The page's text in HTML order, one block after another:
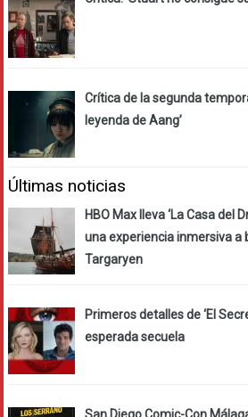
Crítica de la segunda
leyenda de Aang’
Últimas noticias
HBO Max lleva ‘La Casa del
una experiencia inmersiva a
Targaryen
Primeros detalles de ‘El
esperada secuela
San Diego Comic-Con